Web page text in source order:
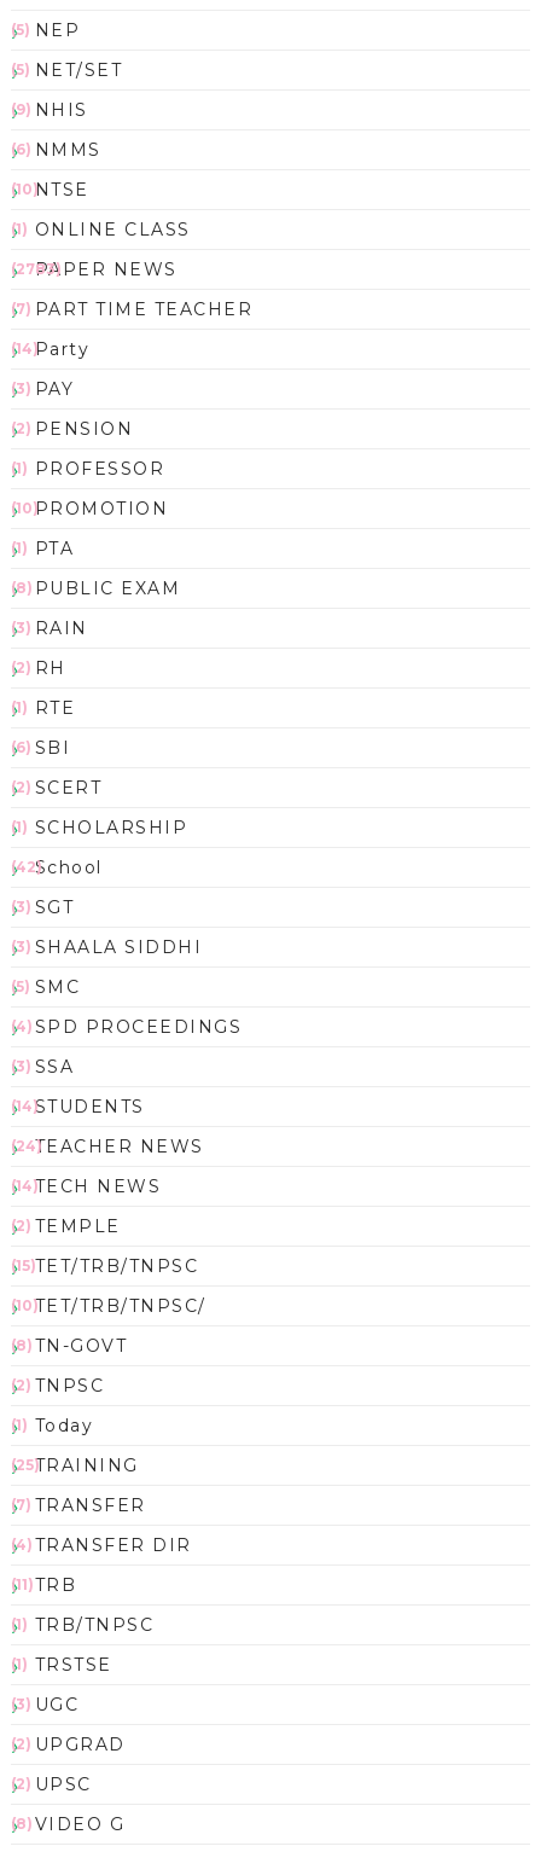
NEP
(5)
NET/SET
(5)
NHIS
(9)
NMMS
(6)
NTSE
(10)
ONLINE CLASS
(1)
PAPER NEWS
(2783)
PART TIME TEACHER
(7)
Party
(14)
PAY
(3)
PENSION
(2)
PROFESSOR
(1)
PROMOTION
(10)
PTA
(1)
PUBLIC EXAM
(8)
RAIN
(3)
RH
(2)
RTE
(1)
SBI
(6)
SCERT
(2)
SCHOLARSHIP
(1)
School
(42)
SGT
(3)
SHAALA SIDDHI
(3)
SMC
(5)
SPD PROCEEDINGS
(4)
SSA
(3)
STUDENTS
(14)
TEACHER NEWS
(24)
TECH NEWS
(14)
TEMPLE
(2)
TET/TRB/TNPSC
(15)
TET/TRB/TNPSC/
(10)
TN-GOVT
(8)
TNPSC
(2)
Today
(1)
TRAINING
(25)
TRANSFER
(7)
TRANSFER DIR
(4)
TRB
(11)
TRB/TNPSC
(1)
TRSTSE
(1)
UGC
(3)
UPGRAD
(2)
UPSC
(2)
VIDEO G
(8)